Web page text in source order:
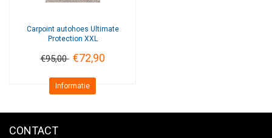
Carpointautohoes Ultimate
Protection XXL
€95,00 €72,90
Informatie
CONTACT